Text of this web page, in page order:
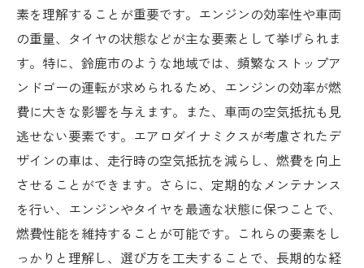
素を理解することが重要です。エンジンの効率性や車両
の重量、タイヤの状態などが主な要素として挙げられま
す。特に、鈴鹿市のような地域では、頻繁なストップア
ンドゴーの運転が求められるため、エンジンの効率が燃
費に大きな影響を与えます。また、車両の空気抵抗も見
逃せない要素です。エアロダイナミクスが考慮されたデ
ザインの車は、走行時の空気抵抗を減らし、燃費を向上
させることができます。さらに、定期的なメンテナンス
を行い、エンジンやタイヤを最適な状態に保つことで、
燃費性能を維持することが可能です。これらの要素をし
っかりと理解し、選び方を工夫することで、長期的な経